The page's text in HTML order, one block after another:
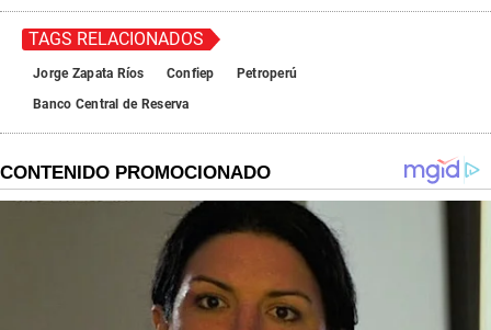
TAGS RELACIONADOS
Jorge Zapata Ríos Confiep
Petroperú
Banco Central de Reserva